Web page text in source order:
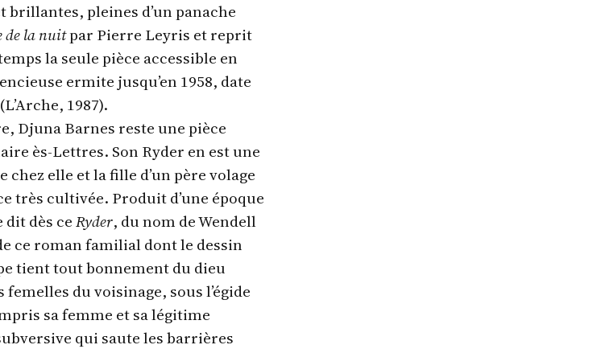
brillantes, pleines d’un panache
de la nuitpar Pierre Leyris et reprit
la seule pièce accessible en
ermite jusqu’en 1958, date
(L’Arche, 1987).
Djuna Barnes reste une pièce
ès-Lettres. Son Ryder en est une
elle et la fille d’un père volage
cultivée. Produit d’une époque
dit dès ceRyder, du nom de Wendell
ce roman familial dont le dessin
tient tout bonnement du dieu
du voisinage, sous l’égide
sa femme et sa légitime
qui saute les barrières